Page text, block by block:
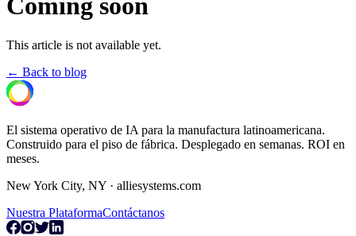
Coming soon
This article is not available yet.
← Back to blog
El sistema operativo de IA para la manufactura latinoamericana.
Construido para el piso de fábrica. Desplegado en semanas. ROI en
meses.
New York City, NY · alliesystems.com
Nuestra PlataformaContáctanos